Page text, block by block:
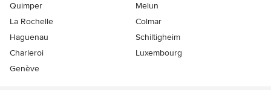
Quimper
Melun
La Rochelle
Colmar
Haguenau
Schiltigheim
Charleroi
Luxembourg
Genève